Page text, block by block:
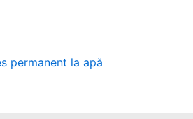
permanent la apă